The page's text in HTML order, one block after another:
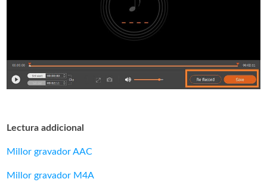
Lectura addicional
Millor gravador AAC
Millor gravador M4A